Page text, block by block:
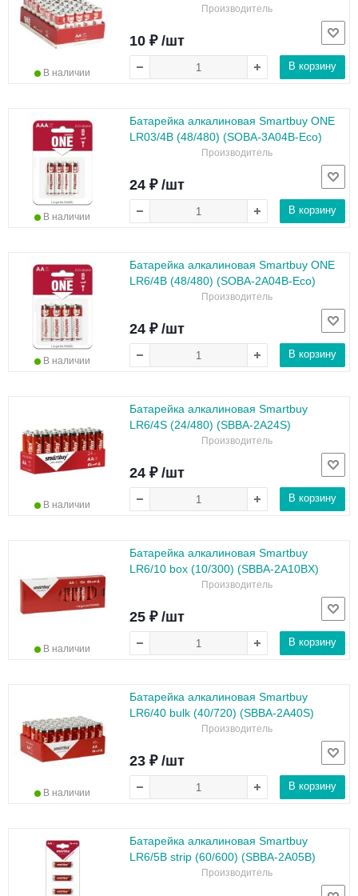
Производитель
В наличии
10 ₽ /шт
В корзину
Батарейка алкалиновая Smartbuy ONE
LR03/4B (48/480) (SOBA-3A04B-Eco)
Производитель
В наличии
24 ₽ /шт
В корзину
Батарейка алкалиновая Smartbuy ONE
LR6/4B (48/480) (SOBA-2A04B-Eco)
Производитель
В наличии
24 ₽ /шт
В корзину
Батарейка алкалиновая Smartbuy
LR6/4S (24/480) (SBBA-2A24S)
Производитель
В наличии
24 ₽ /шт
В корзину
Батарейка алкалиновая Smartbuy
LR6/10 box (10/300) (SBBA-2A10BX)
Производитель
В наличии
25 ₽ /шт
В корзину
Батарейка алкалиновая Smartbuy
LR6/40 bulk (40/720) (SBBA-2A40S)
Производитель
В наличии
23 ₽ /шт
В корзину
Батарейка алкалиновая Smartbuy
LR6/5B strip (60/600) (SBBA-2A05B)
Производитель